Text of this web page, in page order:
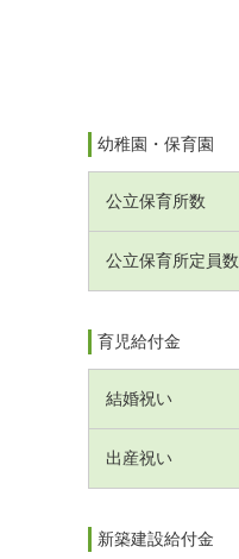
幼稚園・保育園
公立保育所数
公立保育所定員数
育児給付金
結婚祝い
出産祝い
新築建設給付金